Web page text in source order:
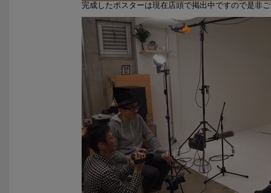
完成したポスターは現在店頭で掲出中ですので是非